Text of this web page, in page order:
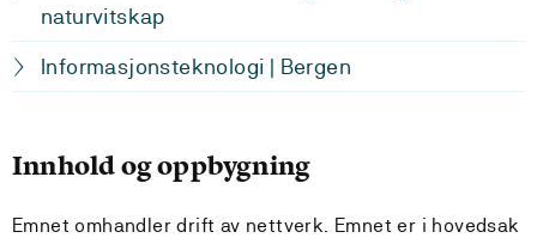
naturvitskap
Informasjonsteknologi | Bergen
Innhold og oppbygning
Emnet omhandler drift av nettverk. Emnet er i hovedsak